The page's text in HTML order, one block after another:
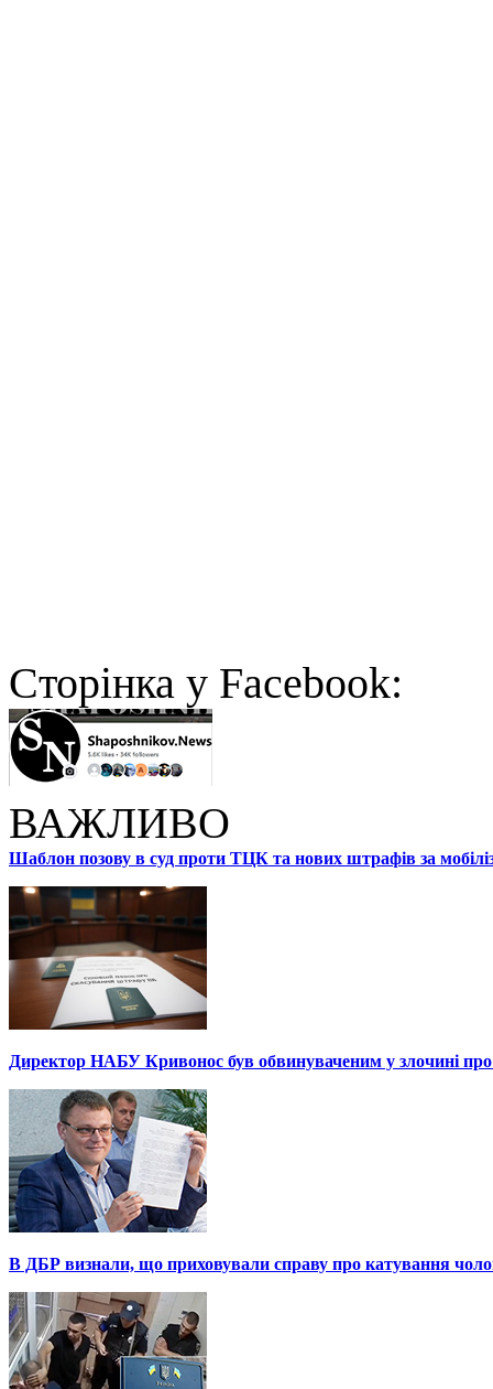
Cторінка у Facebook:
ВАЖЛИВО
Шаблон позову в суд проти ТЦК та нових штрафів за
Директор НАБУ Кривонос був обвинуваченим у злочині про
В ДБР визнали, що приховували справу про катування